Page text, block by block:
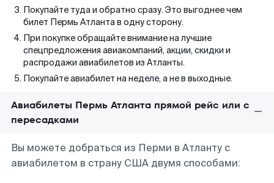
Покупайте туда и обратно сразу. Это выгоднее чем
билет Пермь Атланта в одну сторону.
При покупке обращайте внимание на лучшие
спецпредложения авиакомпаний, акции, скидки и
распродажи авиабилетов из Атланты.
Покупайте авиабилет на неделе, а не в выходные.
Авиабилеты Пермь Атланта прямой рейс или с
пересадками
Вы можете добраться из Перми в Атланту с
авиабилетом в страну США двумя способами: